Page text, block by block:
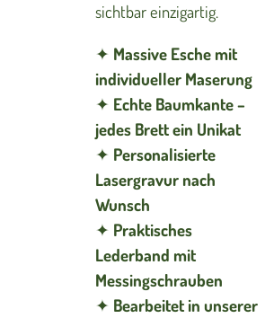
sichtbar einzigartig.
✦ Massive Esche mit
individueller Maserung
✦ Echte Baumkante –
jedes Brett ein Unikat
✦ Personalisierte
Lasergravur nach
Wunsch
✦ Praktisches
Lederband mit
Messingschrauben
✦ Bearbeitet in unserer